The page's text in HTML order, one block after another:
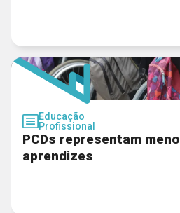
Educação
Profissional
PCDs representam
aprendizes